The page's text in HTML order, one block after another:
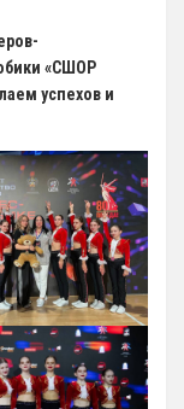
«СШОР
успехов и